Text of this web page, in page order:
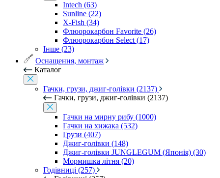
Intech (63)
Sunline (22)
X-Fish (34)
Флюорокарбон Favorite (26)
Флюорокарбон Select (17)
Інше (23)
Оснащення, монтаж
Каталог
Гачки, грузи, джиг-голівки (2137)
Гачки, грузи, джиг-голівки (2137)
Гачки на мирну рибу (1000)
Гачки на хижака (532)
Грузи (407)
Джиг-голівки (148)
Джиг-голівки JUNGLEGUM (Японія) (30)
Мормишка літня (20)
Годівниці (257)